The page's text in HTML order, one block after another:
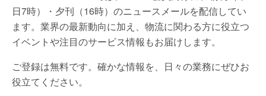
日7時）・夕刊（16時）のニュースメールを配信してい
ます。業界の最新動向に加え、物流に関わる方に役立つ
イベントや注目のサービス情報もお届けします。
ご登録は無料です。確かな情報を、日々の業務にぜひお
役立てください。